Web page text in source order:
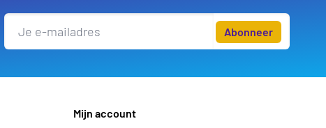
Abonneer
Mijn account